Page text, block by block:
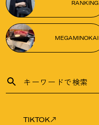
RANKING
MEGAMINOKAI
TIKTOK